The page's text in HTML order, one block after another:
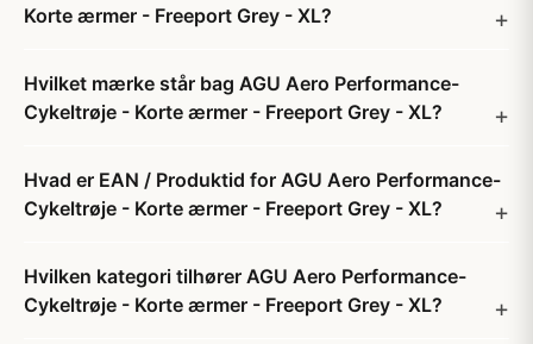
Korte ærmer - Freeport Grey - XL?
Hvilket mærke står bag AGU Aero Performance-
Cykeltrøje - Korte ærmer - Freeport Grey - XL?
Hvad er EAN / Produktid for AGU Aero Performance-
Cykeltrøje - Korte ærmer - Freeport Grey - XL?
Hvilken kategori tilhører AGU Aero Performance-
Cykeltrøje - Korte ærmer - Freeport Grey - XL?